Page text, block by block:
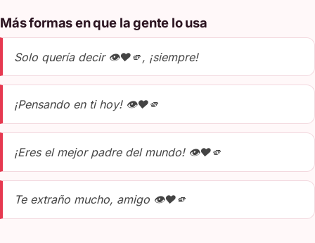
Más formas en que la gente lo usa
Solo quería decir 👁️❤️🫵, ¡siempre!
¡Pensando en ti hoy! 👁️❤️🫵
¡Eres el mejor padre del mundo! 👁️❤️🫵
Te extraño mucho, amigo 👁️❤️🫵